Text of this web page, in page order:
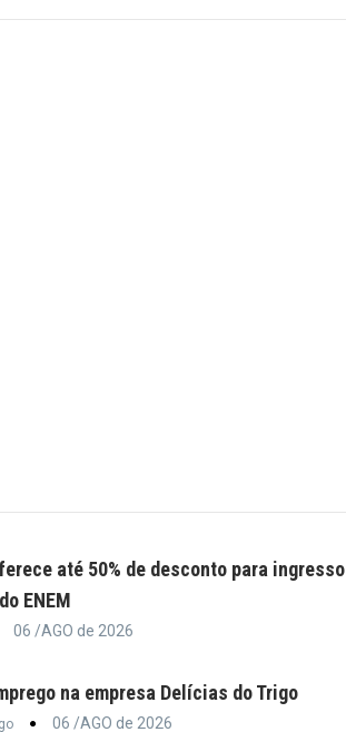
até 50% de desconto para ingresso
ENEM
06 /AGO de 2026
na empresa Delícias do Trigo
06 /AGO de 2026